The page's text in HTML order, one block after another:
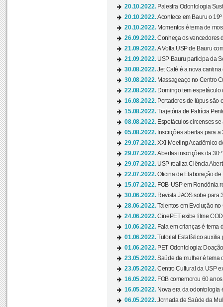
20.10.2022. Palestra Odontologia
20.10.2022.Acontece em Bauru o 19º
20.10.2022. Momentos é tema de
26.09.2022.Conheça os vencedores
21.09.2022.A Volta USP de Bauru
21.09.2022. USP Bauru participa da
30.08.2022.Jet Café é a nova
30.08.2022. Massageaço no Centro
22.08.2022. Domingo tem espetáculo
16.08.2022. Portadores de lúpus são
15.08.2022.Trajetória de Patrícia
08.08.2022. Espetáculos circenses
05.08.2022. Inscrições abertas para a
29.07.2022.XXI Meeting Acadêmico
29.07.2022.Abertas inscrições da 30ª
29.07.2022. USP realiza Ciência
22.07.2022.Oficina de Elaboração de
15.07.2022. FOB-USP em Rondônia
30.06.2022. Revista JAOS sobe para
28.06.2022.Talentos em Evolução no
24.06.2022.CinePET exibe filme
10.06.2022. Fala em crianças é tema
01.06.2022.Tutorial Estatístico auxilia
01.06.2022. PET Odontologia:
23.05.2022.Saúde da mulher é tema
23.05.2022.Centro Cultural da USP
16.05.2022. FOB comemorou 60
16.05.2022. Nova era da odontologia
06.05.2022.Jornada de Saúde da